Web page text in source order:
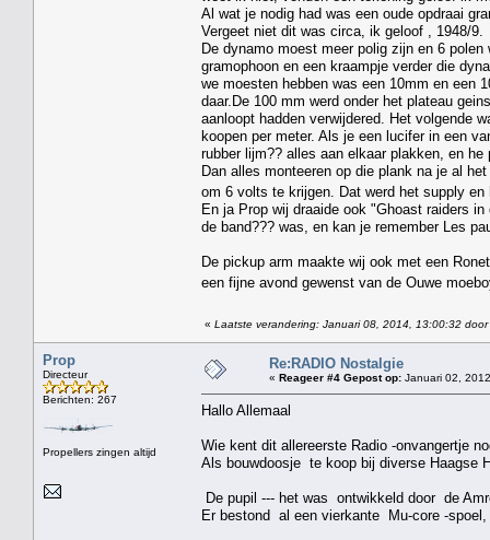
Al wat je nodig had was een oude opdraai
Vergeet niet dit was circa, ik geloof , 1948/9.
De dynamo moest meer polig zijn en 6
gramophoon en een kraampje verder die
we moesten hebben was een 10mm en een
daar.De 100 mm werd onder het plateau
aanloopt hadden verwijdered. Het volgende
koopen per meter. Als je een lucifer in een
rubber lijm?? alles aan elkaar plakken, en he
Dan alles monteeren op die plank na je al
om 6 volts te krijgen. Dat werd het supply
En ja Prop wij draaide ook "Ghoast raiders
de band??? was, en kan je remember Les
De pickup arm maakte wij ook met een
een fijne avond gewenst van de Ouwe
« Laatste verandering: Januari 08, 2014, 13:00:32 door
Prop
Directeur
Berichten: 267
Propellers zingen altijd
Re:RADIO Nostalgie
« Reageer #4 Gepost op: Januari 02,
Hallo Allemaal
Wie kent dit allereerste Radio -onvangertje
Als bouwdoosje te koop bij diverse Haagse
De pupil --- het was ontwikkeld door de
Er bestond al een vierkante Mu-core -